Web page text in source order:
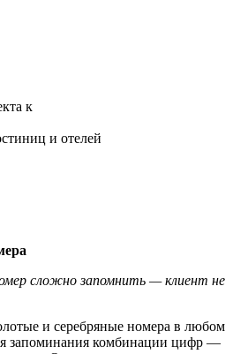
к
и отелей
сложно запомнить — клиент не
и серебряные номера в любом
запоминания комбинации цифр —